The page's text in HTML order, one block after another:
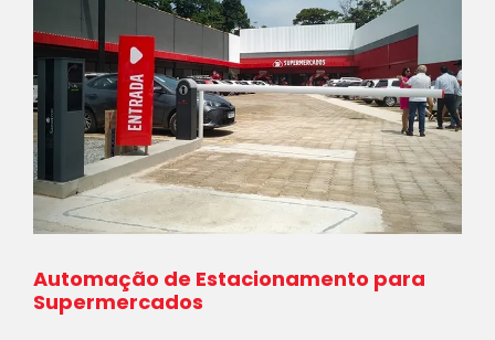
Automação de Estacionamento para
Supermercados